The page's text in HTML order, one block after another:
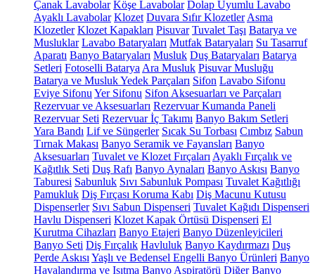
Çanak Lavabolar Köşe Lavabolar Dolap Uyumlu Lavabo
Ayaklı Lavabolar Klozet Duvara Sıfır Klozetler Asma
Klozetler Klozet Kapakları Pisuvar Tuvalet Taşı Batarya ve
Musluklar Lavabo Bataryaları Mutfak Bataryaları Su Tasarruf
Aparatı Banyo Bataryaları Musluk Duş Bataryaları Batarya
Setleri Fotoselli Batarya Ara Musluk Pisuvar Musluğu
Batarya ve Musluk Yedek Parçaları Sifon Lavabo Sifonu
Eviye Sifonu Yer Sifonu Sifon Aksesuarları ve Parçaları
Rezervuar ve Aksesuarları Rezervuar Kumanda Paneli
Rezervuar Seti Rezervuar İç Takımı Banyo Bakım Setleri
Yara Bandı Lif ve Süngerler Sıcak Su Torbası Cımbız Sabun
Tırnak Makası Banyo Seramik ve Fayansları Banyo
Aksesuarları Tuvalet ve Klozet Fırçaları Ayaklı Fırçalık ve
Kağıtlık Seti Duş Rafı Banyo Aynaları Banyo Askısı Banyo
Taburesi Sabunluk Sıvı Sabunluk Pompası Tuvalet Kağıtlığı
Pamukluk Diş Fırçası Koruma Kabı Diş Macunu Kutusu
Dispenserler Sıvı Sabun Dispenseri Tuvalet Kağıdı Dispenseri
Havlu Dispenseri Klozet Kapak Örtüsü Dispenseri El
Kurutma Cihazları Banyo Etajeri Banyo Düzenleyicileri
Banyo Seti Diş Fırçalık Havluluk Banyo Kaydırmazı Duş
Perde Askısı Yaşlı ve Bedensel Engelli Banyo Ürünleri Banyo
Havalandırma ve Isıtma Banyo Aspiratörü Diğer Banyo